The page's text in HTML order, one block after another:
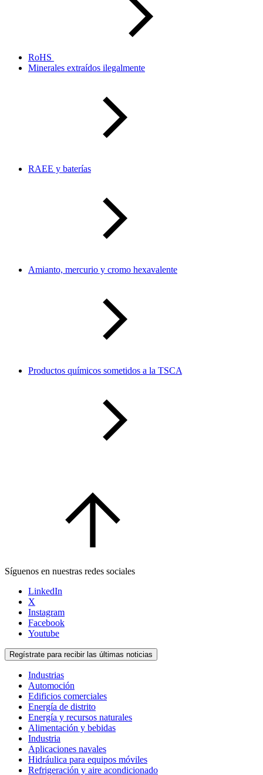
RoHS
Minerales extraídos ilegalmente
RAEE y baterías
Amianto, mercurio y cromo hexavalente
Productos químicos sometidos a la TSCA
Síguenos en nuestras redes sociales
LinkedIn
X
Instagram
Facebook
Youtube
Regístrate para recibir las últimas noticias
Industrias
Automoción
Edificios comerciales
Energía de distrito
Energía y recursos naturales
Alimentación y bebidas
Industria
Aplicaciones navales
Hidráulica para equipos móviles
Refrigeración y aire acondicionado